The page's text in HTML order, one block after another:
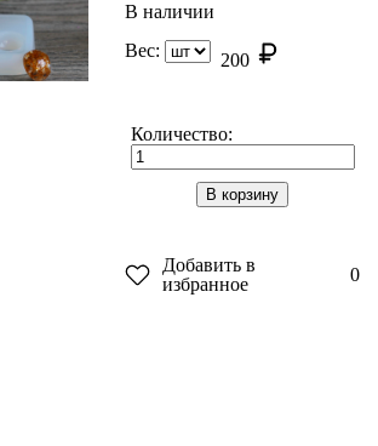
В наличии
Вес:
200
Количество:
В корзину
Добавить в
избранное
0